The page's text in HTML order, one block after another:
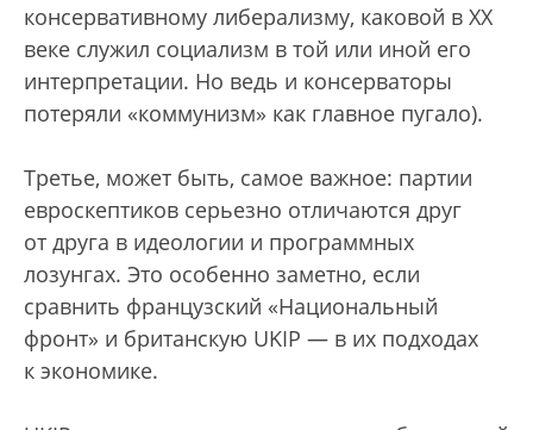
консервативному либерализму, каковой в XX
веке служил социализм в той или иной его
интерпретации. Но ведь и консерваторы
потеряли «коммунизм» как главное пугало).
Третье, может быть, самое важное: партии
евроскептиков серьезно отличаются друг
от друга в идеологии и программных
лозунгах. Это особенно заметно, если
сравнить французский «Национальный
фронт» и британскую UKIP — в их подходах
к экономике.